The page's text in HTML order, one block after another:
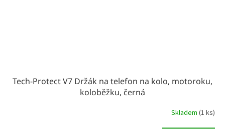
Tech-Protect V7 Držák na telefon na kolo, motoroku,
koloběžku, černá
Skladem (1 ks)